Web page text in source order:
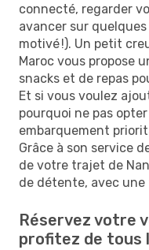
connecté, regarder
avancer sur
motivé !). Un petit
Maroc vous propose
snacks et de repas
Et si vous voulez
pourquoi ne pas
embarquement
Grâce à son service
de votre trajet de
de détente, avec une
Réservez votre
profitez de tous